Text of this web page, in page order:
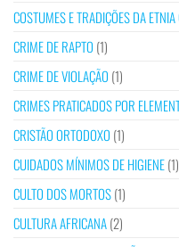
COSTUMES E TRADIÇÕES DA
CRIME DE RAPTO (1)
CRIME DE VIOLAÇÃO (1)
CRIMES PRATICADOS POR
CRISTÃO ORTODOXO (1)
CUIDADOS MÍNIMOS DE HIGIENE(1)
CULTO DOS MORTOS(1)
CULTURA AFRICANA(2)